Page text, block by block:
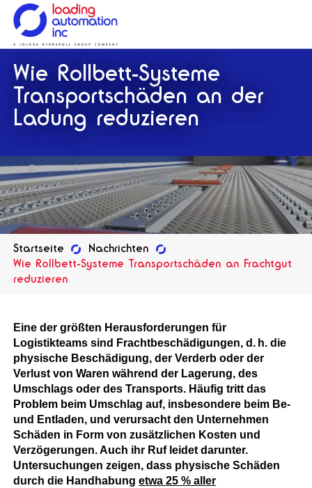
Loading
Automation
Inc
Wie Rollbett-Systeme
Transportschäden an der
Ladung reduzieren
Startseite
Nachrichten
Wie Rollbett-Systeme Transportschäden an Frachtgut
reduzieren
Eine der größten Herausforderungen für
Logistikteams sind Frachtbeschädigungen, d. h. die
physische Beschädigung, der Verderb oder der
Verlust von Waren während der Lagerung, des
Umschlags oder des Transports. Häufig tritt das
Problem beim Umschlag auf, insbesondere beim Be-
und Entladen, und verursacht den Unternehmen
Schäden in Form von zusätzlichen Kosten und
Verzögerungen. Auch ihr Ruf leidet darunter.
Untersuchungen zeigen, dass physische Schäden
durch die Handhabungetwa 25 % aller